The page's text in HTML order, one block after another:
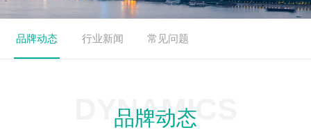
品牌动态 行业新闻 常见问题
DYNAMICS
品牌动态